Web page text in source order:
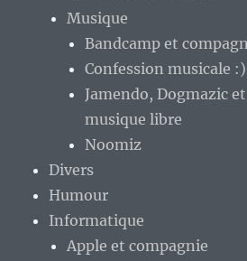
Musique
Bandcamp et
Confession musicale :)
Jamendo, Dogmazic
musique libre
Noomiz
Divers
Humour
Informatique
Apple et compagnie